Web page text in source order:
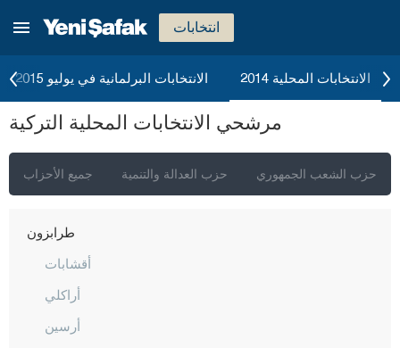
انتخابات
الانتخابات البرلمانية في يوليو 2015 الانتخابات المحلية 2014
مرشحي الانتخابات المحلية التركية
جميع الأحزاب حزب العدالة والتنمية حزب الشعب الجمهوري
سيرت
سينوب
شرناق
سيفاس
توكات
طرابزون
أقشابات
أراكلي
أرسين